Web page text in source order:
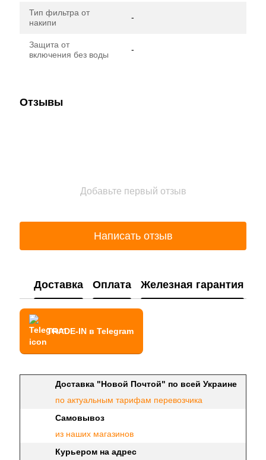
Тип фильтра от
накипи
-
Защита от
включения без воды
-
Отзывы
Добавьте первый отзыв
Написать отзыв
Доставка Оплата Железная гарантия
TRADE-IN в Telegram
Доставка "Новой Почтой" по всей Украине
по актуальным тарифам перевозчика
Самовывоз
из наших магазинов
Курьером на адрес